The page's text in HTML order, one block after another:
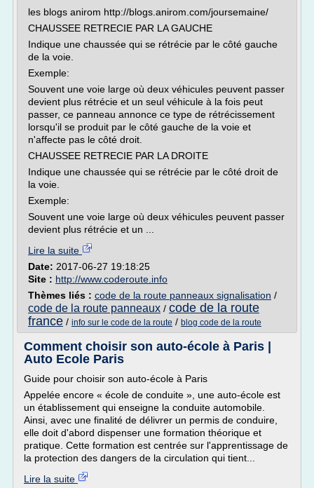
les blogs anirom http://blogs.anirom.com/joursemaine/
CHAUSSEE RETRECIE PAR LA GAUCHE
Indique une chaussée qui se rétrécie par le côté gauche
de la voie.
Exemple:
Souvent une voie large où deux véhicules peuvent passer
devient plus rétrécie et un seul véhicule à la fois peut
passer, ce panneau annonce ce type de rétrécissement
lorsqu'il se produit par le côté gauche de la voie et
n'affecte pas le côté droit.
CHAUSSEE RETRECIE PAR LA DROITE
Indique une chaussée qui se rétrécie par le côté droit de
la voie.
Exemple:
Souvent une voie large où deux véhicules peuvent passer
devient plus rétrécie et un ...
Lire la suite
Date: 2017-06-27 19:18:25
Site : http://www.coderoute.info
Thèmes liés : code de la route panneaux signalisation /
code de la route panneaux / code de la route
france / info sur le code de la route / blog code de la route
Comment choisir son auto-école à Paris |
Auto Ecole Paris
Guide pour choisir son auto-école à Paris
Appelée encore « école de conduite », une auto-école est
un établissement qui enseigne la conduite automobile.
Ainsi, avec une finalité de délivrer un permis de conduire,
elle doit d'abord dispenser une formation théorique et
pratique. Cette formation est centrée sur l'apprentissage de
la protection des dangers de la circulation qui tient...
Lire la suite